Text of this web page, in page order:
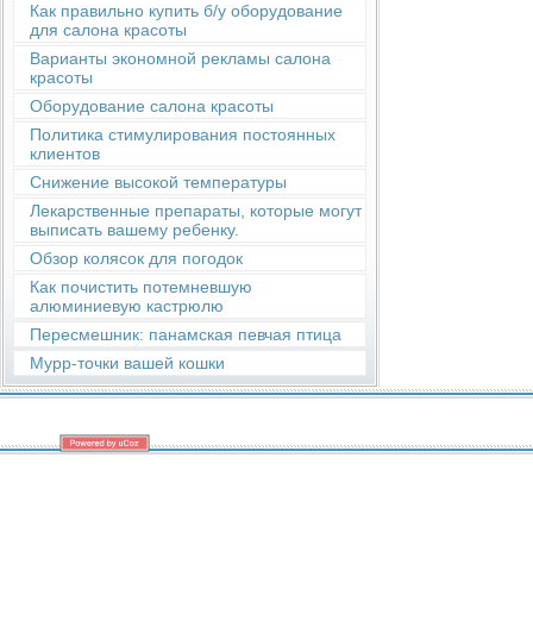
Как правильно купить б/у оборудование
для салона красоты
Варианты экономной рекламы салона
красоты
Оборудование салона красоты
Политика стимулирования постоянных
клиентов
Снижение высокой температуры
Лекарственные препараты, которые могут
выписать вашему ребенку.
Обзор колясок для погодок
Как почистить потемневшую
алюминиевую кастрюлю
Пересмешник: панамская певчая птица
Мурр-точки вашей кошки